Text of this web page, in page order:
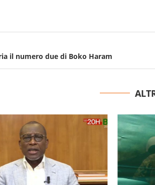
il numero due di Boko Haram